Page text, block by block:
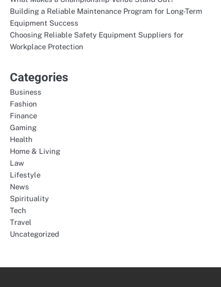
Building a Reliable Maintenance Program for Long-Term
Equipment Success
Choosing Reliable Safety Equipment Suppliers for
Workplace Protection
Categories
Business
Fashion
Finance
Gaming
Health
Home & Living
Law
Lifestyle
News
Spirituality
Tech
Travel
Uncategorized